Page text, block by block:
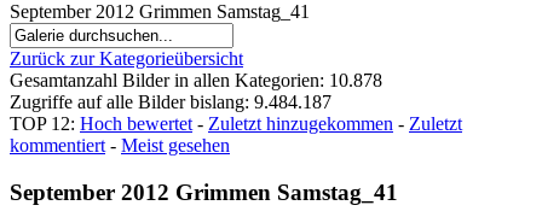
September 2012 Grimmen Samstag_41
Zurück zur Kategorieübersicht
Gesamtanzahl Bilder in allen Kategorien: 10.878
Zugriffe auf alle Bilder bislang: 9.484.187
TOP 12: Hoch bewertet- Zuletzt hinzugekommen - Zuletzt
kommentiert- Meist gesehen
September 2012 Grimmen Samstag_41